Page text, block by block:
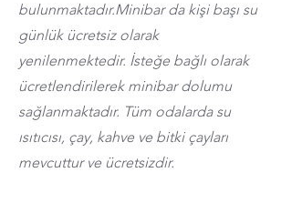
bulunmaktadır.Minibar da kişi başı su
günlük ücretsiz olarak
yenilenmektedir. İsteğe bağlı olarak
ücretlendirilerek minibar dolumu
sağlanmaktadır. Tüm odalarda su
ısıtıcısı, çay, kahve ve bitki çayları
mevcuttur ve ücretsizdir.